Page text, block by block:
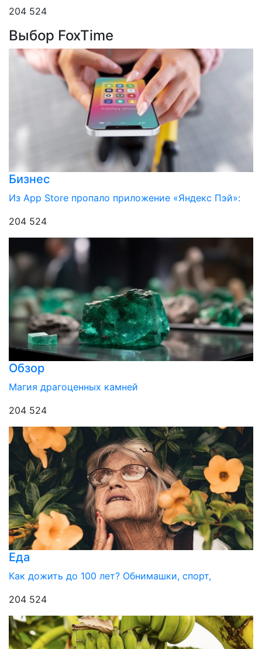
204 524
Выбор FoxTime
Бизнес
Из App Store пропало приложение «Яндекс Пэй»:
204 524
Обзор
Магия драгоценных камней
204 524
Еда
Как дожить до 100 лет? Обнимашки, спорт,
204 524